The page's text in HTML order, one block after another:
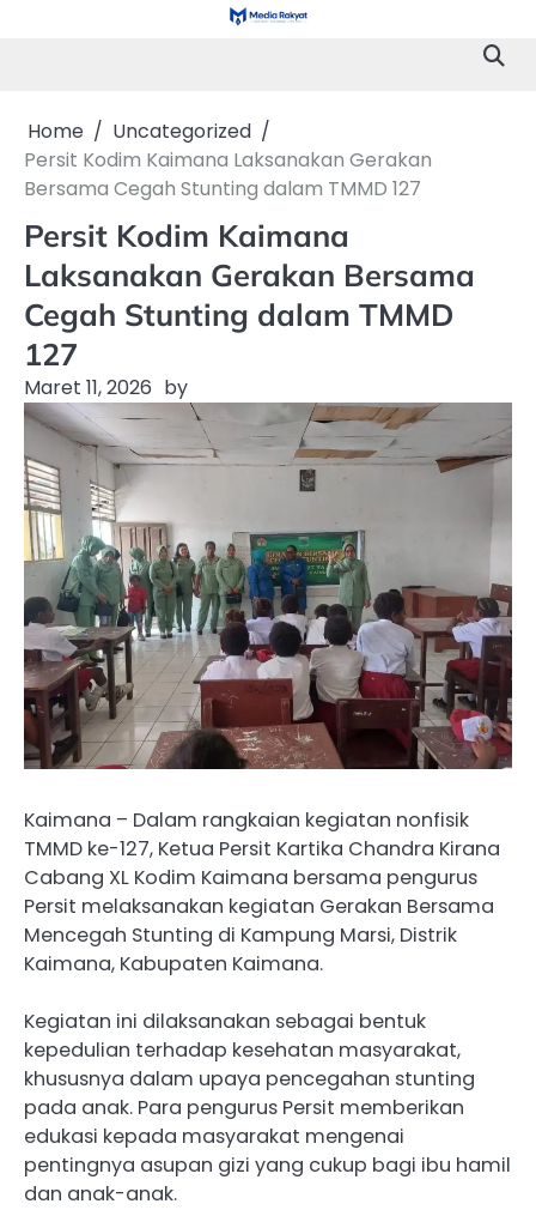
Home
Uncategorized
Persit Kodim Kaimana Laksanakan Gerakan
Bersama Cegah Stunting dalam TMMD 127
Persit Kodim Kaimana
Laksanakan Gerakan Bersama
Cegah Stunting dalam TMMD
127
Maret 11, 2026 by
Kaimana – Dalam rangkaian kegiatan nonfisik
TMMD ke-127, Ketua Persit Kartika Chandra Kirana
Cabang XL Kodim Kaimana bersama pengurus
Persit melaksanakan kegiatan Gerakan Bersama
Mencegah Stunting di Kampung Marsi, Distrik
Kaimana, Kabupaten Kaimana.
Kegiatan ini dilaksanakan sebagai bentuk
kepedulian terhadap kesehatan masyarakat,
khususnya dalam upaya pencegahan stunting
pada anak. Para pengurus Persit memberikan
edukasi kepada masyarakat mengenai
pentingnya asupan gizi yang cukup bagi ibu hamil
dan anak-anak.